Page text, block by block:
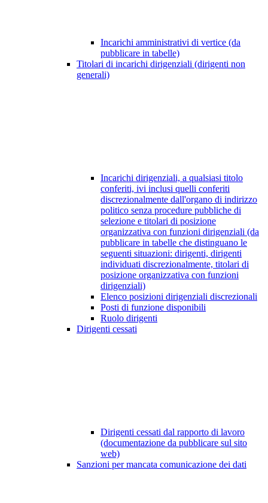
Incarichi amministrativi di vertice (da
pubblicare in tabelle)
Titolari di incarichi dirigenziali (dirigenti non
generali)
Incarichi dirigenziali, a qualsiasi titolo
conferiti, ivi inclusi quelli conferiti
discrezionalmente dall'organo di indirizzo
politico senza procedure pubbliche di
selezione e titolari di posizione
organizzativa con funzioni dirigenziali (da
pubblicare in tabelle che distinguano le
seguenti situazioni: dirigenti, dirigenti
individuati discrezionalmente, titolari di
posizione organizzativa con funzioni
dirigenziali)
Elenco posizioni dirigenziali discrezionali
Posti di funzione disponibili
Ruolo dirigenti
Dirigenti cessati
Dirigenti cessati dal rapporto di lavoro
(documentazione da pubblicare sul sito
web)
Sanzioni per mancata comunicazione dei dati